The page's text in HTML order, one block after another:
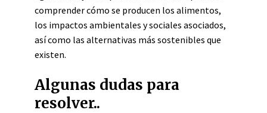
comprender cómo se producen los alimentos,
los impactos ambientales y sociales asociados,
así como las alternativas más sostenibles que
existen.
Algunas dudas para
resolver..